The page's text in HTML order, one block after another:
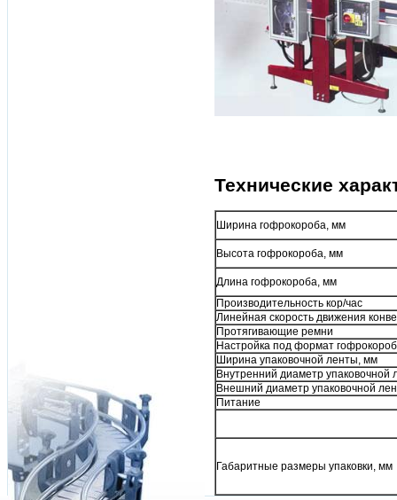
Технические
Ширина гофрокороба, мм
Высота гофрокороба, мм
Длина гофрокороба, мм
Производительность кор/час
Линейная скорость движения
Протягивающие ремни
Настройка под формат
Ширина упаковочной ленты, мм
Внутренний диаметр упаковочной
Внешний диаметр упаковочной
Питание
Габаритные размеры упаковки, мм